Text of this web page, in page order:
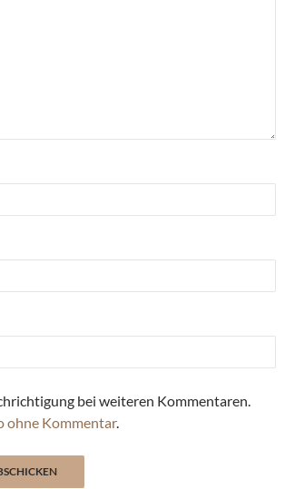
bei weiteren Kommentaren.
ohne Kommentar.